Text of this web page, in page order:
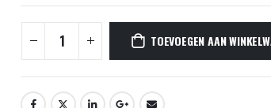
TOEVOEGEN AAN